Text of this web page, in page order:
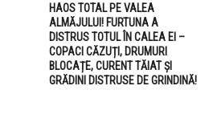
HAOS TOTAL PE VALEA
ALMĂJULUI! FURTUNA A
DISTRUS TOTUL ÎN CALEA EI –
COPACI CĂZUȚI, DRUMURI
BLOCAȚE, CURENT TĂIAT ȘI
GRĂDINI DISTRUSE DE GRINDINĂ!